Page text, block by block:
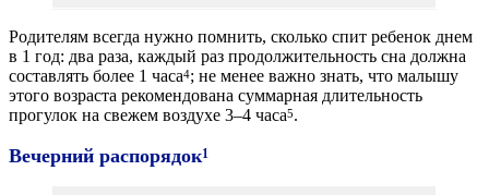
Родителям всегда нужно помнить, сколько спит ребенок днем
в 1 год: два раза, каждый раз продолжительность сна должна
составлять более 1 часа4; не менее важно знать, что малышу
этого возраста рекомендована суммарная длительность
прогулок на свежем воздухе 3–4 часа5.
Вечерний распорядок1